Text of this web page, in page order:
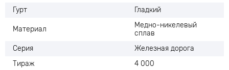
Гурт
Гладкий
Материал
Медно-никелевый
сплав
Серия
Железная дорога
Тираж
4 000